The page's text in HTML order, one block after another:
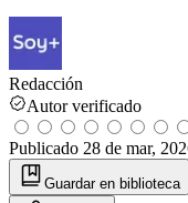
Redacción
Autor verificado
Publicado 28 de mar,
Guardar en biblioteca